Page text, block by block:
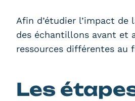
Afin d’étudier l’impact
des échantillons avant et
ressources différentes au
Les